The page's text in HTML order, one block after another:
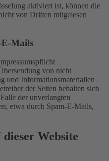
aktiviert ist, können die
von Dritten mitgelesen
E-Mails
von nicht
und Informationsmaterialien
der Seiten behalten sich
der unverlangten
etwa durch Spam-E-Mails,
dieser Website